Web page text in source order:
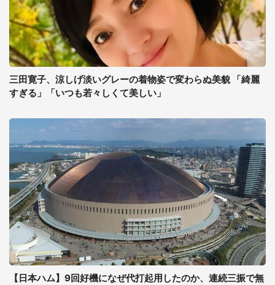
三田寛子、涼しげ淡いグレーの着物姿で変わらぬ美貌 「綺麗
すぎる」「いつも若々しくて美しい」
【日本ハム】9回好機になぜ代打起用したのか、連続三振で無